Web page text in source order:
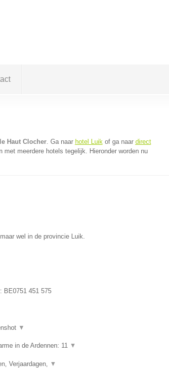
Haut Clocher. Ga naar hotel Luikof ga naar direct
meerdere hotels tegelijk. Hieronder worden nu
wel in de provincie Luik.
BE0751 451 575
▼
in de Ardennen: 11 ▼
Verjaardagen, ▼